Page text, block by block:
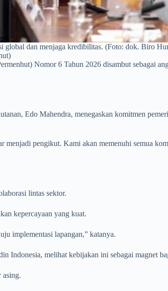
global dan menjaga kredibilitas. (Foto: dok. Biro
Nomor 6 Tahun 2026 disambut sebagai
Edo Mahendra, menegaskan komitmen
menjadi pengikut. Kami akan memenuhi semua
lintas sektor.
kepercayaan yang kuat.
implementasi lapangan,” katanya.
melihat kebijakan ini sebagai magnet
asing.